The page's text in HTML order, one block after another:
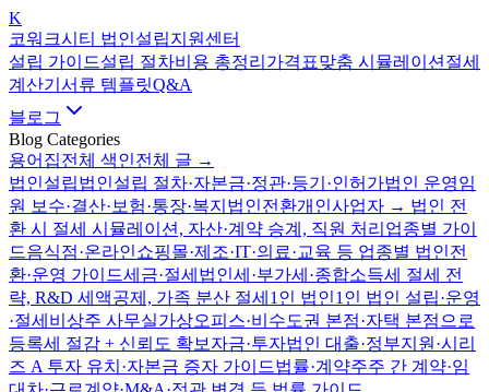
K
코워크시티 법인설립지원센터
설립 가이드설립 절차비용 총정리 가격표맞춤 시뮬레이션 절세
계산기 서류 템플릿Q&A
블로그
Blog Categories
용어집전체 색인전체 글 →
법인설립법인설립 절차·자본금·정관·등기·인허가법인 운영임
원 보수·결산·보험·통장·복지 법인전환개인사업자 → 법인 전
환 시 절세 시뮬레이션, 자산·계약 승계, 직원 처리 업종별 가이
드음식점·온라인쇼핑몰·제조·IT·의료·교육 등 업종별 법인전
환·운영 가이드세금·절세 법인세·부가세·종합소득세 절세 전
략, R&D 세액공제, 가족 분산 절세 1인 법인1인 법인 설립·운영
·절세 비상주 사무실가상오피스·비수도권 본점·자택 본점으로
등록세 절감 + 신뢰도 확보 자금·투자법인 대출·정부지원·시리
즈 A 투자 유치·자본금 증자 가이드법률·계약주주 간 계약·임